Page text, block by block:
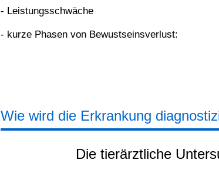
- Leistungsschwäche
- kurze Phasen von Bewustseinsverlust:
Wie wird die Erkrankung
Die tierärztliche